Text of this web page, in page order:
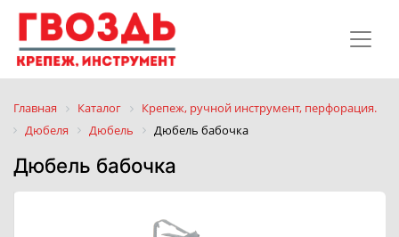
Главная Каталог
Крепеж, ручной инструмент, перфорация.
Дюбеля
Дюбель Дюбель бабочка
Дюбель бабочка